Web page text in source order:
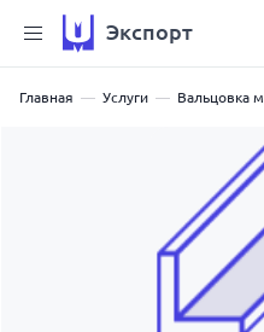
Экспорт
Главная Услуги Вальцовка